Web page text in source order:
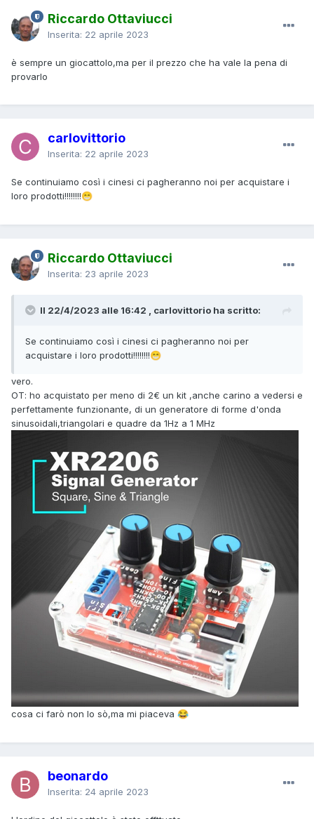
Riccardo Ottaviucci
Inserita: 22 aprile 2023
è sempre un giocattolo,ma per il prezzo che ha vale la pena di
provarlo
carlovittorio
Inserita: 22 aprile 2023
Se continuiamo così i cinesi ci pagheranno noi per acquistare i
loro prodotti!!!!!!!!😁
Riccardo Ottaviucci
Inserita: 23 aprile 2023
Il 22/4/2023 alle 16:42 , carlovittorio ha scritto:
Se continuiamo così i cinesi ci pagheranno noi per
acquistare i loro prodotti!!!!!!!!😁
vero.
OT: ho acquistato per meno di 2€ un kit ,anche carino a vedersi e
perfettamente funzionante, di un generatore di forme d'onda
sinusoidali,triangolari e quadre da 1Hz a 1 MHz
cosa ci farò non lo sò,ma mi piaceva 😂
beonardo
Inserita: 24 aprile 2023